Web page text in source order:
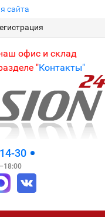
сайта
офис и склад
"Контакты"
30